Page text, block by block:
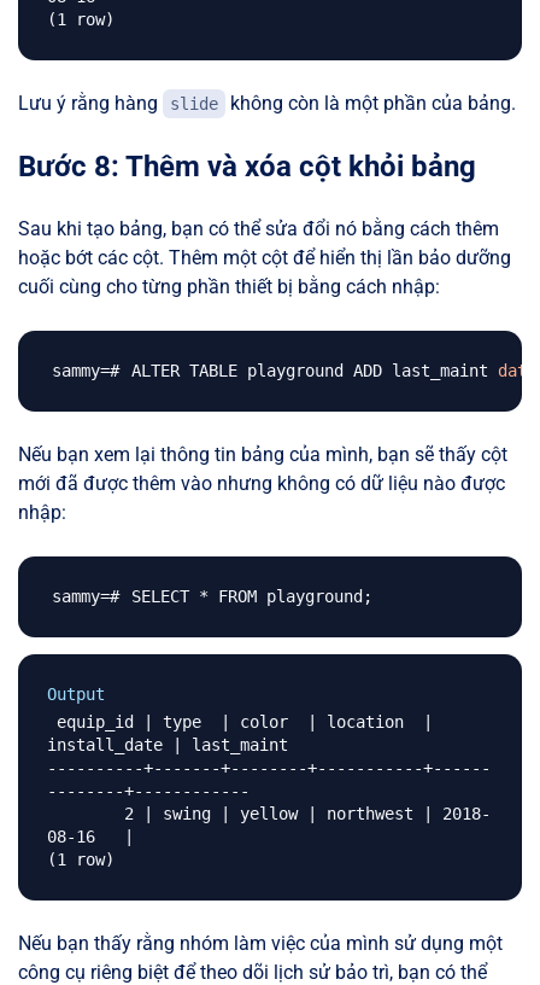
Lưu ý rằng hàng slide không còn là một phần của bảng.
Bước 8: Thêm và xóa cột khỏi bảng
Sau khi tạo bảng, bạn có thể sửa đổi nó bằng cách thêm
hoặc bớt các cột. Thêm một cột để hiển thị lần bảo dưỡng
cuối cùng cho từng phần thiết bị bằng cách nhập:
ALTER TABLE playground ADD last_maint date
Nếu bạn xem lại thông tin bảng của mình, bạn sẽ thấy cột
mới đã được thêm vào nhưng không có dữ liệu nào được
nhập:
SELECT * FROM playground ;
Output
install_date | last_maint
----------+-------+--------+-----------+------
--------+------------
08-16   |
Nếu bạn thấy rằng nhóm làm việc của mình sử dụng một
công cụ riêng biệt để theo dõi lịch sử bảo trì, bạn có thể